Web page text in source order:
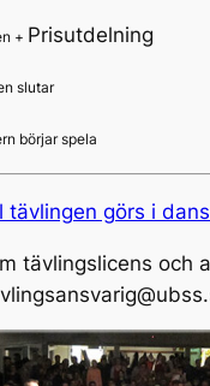
+ Prisutdelning
slutar
börjar spela
tävlingen görs i
tävlingslicens och